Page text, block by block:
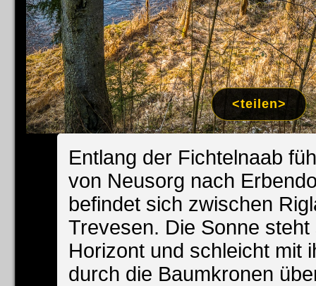
<teilen>
Entlang der Fichtelnaab
von Neusorg nach
befindet sich zwischen
Trevesen. Die Sonne
Horizont und schleicht mit
durch die Baumkronen